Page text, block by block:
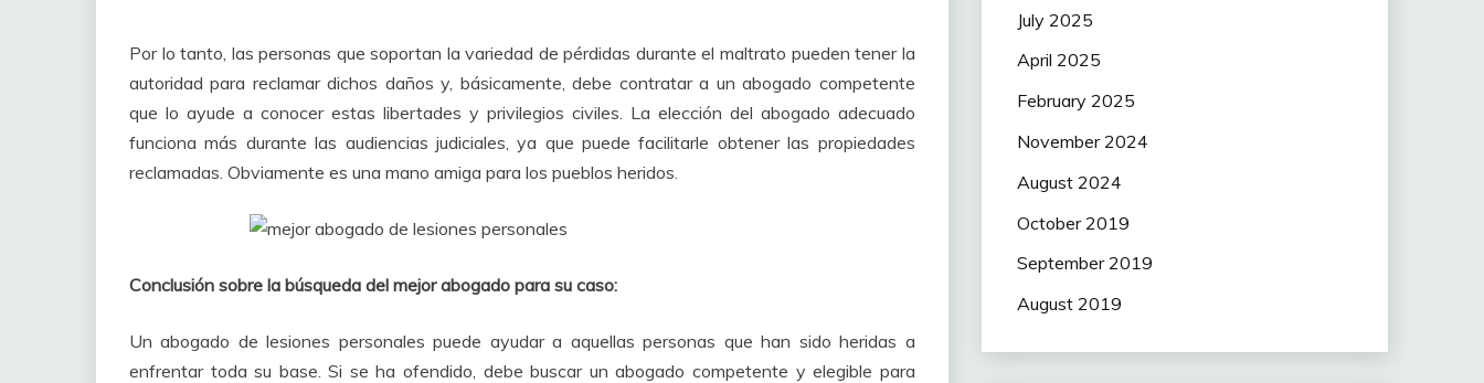
Por lo tanto, las personas que soportan la variedad de pérdidas durante el maltrato pueden tener la
autoridad para reclamar dichos daños y, básicamente, debe contratar a un abogado competente
que lo ayude a conocer estas libertades y privilegios civiles. La elección del abogado adecuado
funciona más durante las audiencias judiciales, ya que puede facilitarle obtener las propiedades
reclamadas. Obviamente es una mano amiga para los pueblos heridos.
Conclusión sobre la búsqueda del mejor abogado para su caso:
Un abogado de lesiones personales puede ayudar a aquellas personas que han sido heridas a
enfrentar toda su base.Si se ha ofendido, debe buscar un abogado competente y elegible para
July 2025
April 2025
February 2025
November 2024
August 2024
October 2019
September 2019
August 2019